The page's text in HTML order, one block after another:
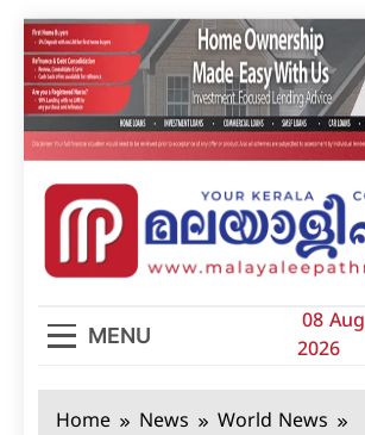
Skip
to
content
മലയാളിപത്രം
MENU
08 Aug
2026
Home News
World News